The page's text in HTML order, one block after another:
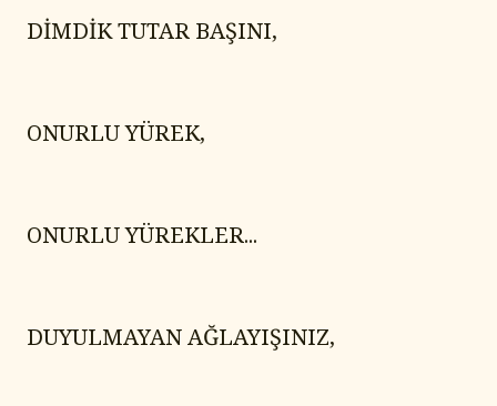
DİMDİK TUTAR BAŞINI,
ONURLU YÜREK,
ONURLU YÜREKLER...
DUYULMAYAN AĞLAYIŞINIZ,